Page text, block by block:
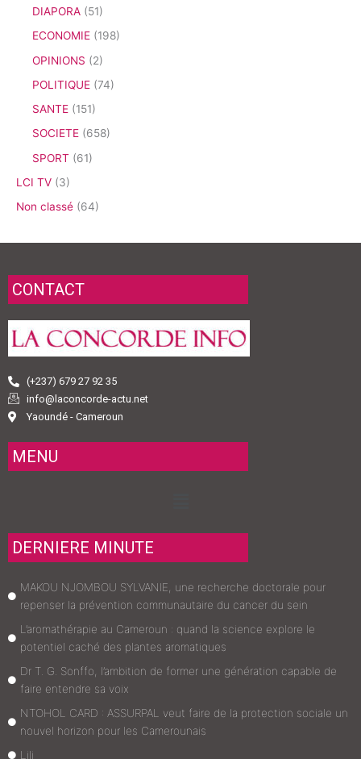
DIAPORA (51)
ECONOMIE (198)
OPINIONS (2)
POLITIQUE (74)
SANTE (151)
SOCIETE (658)
SPORT (61)
LCI TV (3)
Non classé (64)
CONTACT
(+237) 679 27 92 35
info@laconcorde-actu.net
Yaoundé - Cameroun
MENU
DERNIERE MINUTE
MAKOU NJOMBOU SYLVANIE, une recherche doctorale pour
repenser la prévention communautaire du cancer du sein
L’aromathérapie au Cameroun : quand la science explore le
potentiel caché des plantes aromatiques
Dr T. G. Sonffo, l’ambition de former une génération capable de
faire entendre sa voix
NTOHOL CARD : ASSURPAL veut faire de la protection sociale un
nouvel horizon pour les Camerounais
Lili